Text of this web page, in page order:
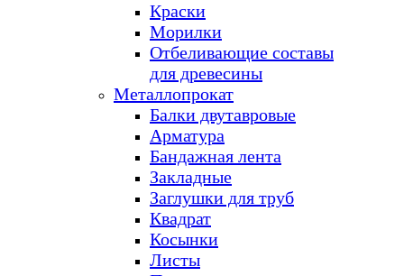
Краски
Морилки
Отбеливающие составы
для древесины
Металлопрокат
Балки двутавровые
Арматура
Бандажная лента
Закладные
Заглушки для труб
Квадрат
Косынки
Листы